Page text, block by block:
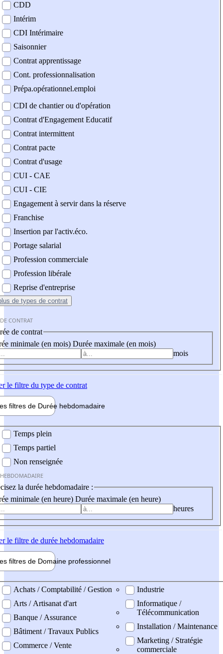
CDD
Intérim
CDI Intérimaire
Saisonnier
Contrat apprentissage
Cont. professionnalisation
Prépa.opérationnel.emploi
CDI de chantier ou d'opération
Contrat d'Engagement Educatif
Contrat intermittent
Contrat pacte
Contrat d'usage
CUI - CAE
CUI - CIE
Engagement à servir dans la réserve
Franchise
Insertion par l'activ.éco.
Portage salarial
Profession commerciale
Profession libérale
Reprise d'entreprise
de types de contrat
CONTRAT
de contrat
minimale (en mois) Durée maximale (en mois)
mois
le filtre du type de contrat
filtres de Durée hebdomadaire
Temps plein
Temps partiel
Non renseignée
la durée hebdomadaire :
minimale (en heure) Durée maximale (en heure)
heures
le filtre de durée hebdomadaire
filtres de Domaine professionnel
professionel
Achats / Comptabilité / Gestion
Arts / Artisanat d'art
Banque / Assurance
Bâtiment / Travaux Publics
Commerce / Vente
Industrie
Informatique /
Télécommunication
Installation / Maintenance
Marketing / Stratégie
commerciale